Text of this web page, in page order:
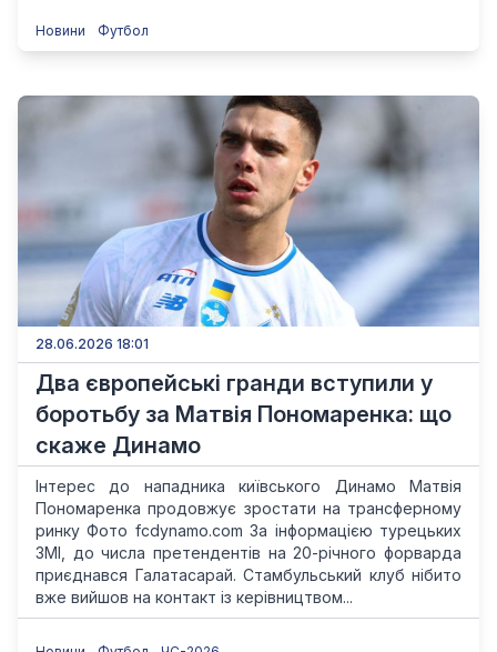
Новини Футбол
28.06.2026 18:01
Два європейські гранди вступили у
боротьбу за Матвія Пономаренка: що
скаже Динамо
Інтерес до нападника київського Динамо Матвія
Пономаренка продовжує зростати на трансферному
ринку Фото fcdynamo.com За інформацією турецьких
ЗМІ, до числа претендентів на 20-річного форварда
приєднався Галатасарай. Стамбульський клуб нібито
вже вийшов на контакт із керівництвом...